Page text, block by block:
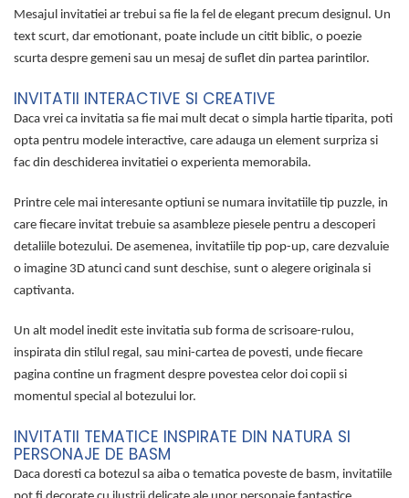
Mesajul invitatiei ar trebui sa fie la fel de elegant precum designul. Un
text scurt, dar emotionant, poate include un citit biblic, o poezie
scurta despre gemeni sau un mesaj de suflet din partea parintilor.
INVITATII INTERACTIVE SI CREATIVE
Daca vrei ca invitatia sa fie mai mult decat o simpla hartie tiparita, poti
opta pentru modele interactive, care adauga un element surpriza si
fac din deschiderea invitatiei o experienta memorabila.
Printre cele mai interesante optiuni se numara invitatiile tip puzzle, in
care fiecare invitat trebuie sa asambleze piesele pentru a descoperi
detaliile botezului. De asemenea, invitatiile tip pop-up, care dezvaluie
o imagine 3D atunci cand sunt deschise, sunt o alegere originala si
captivanta.
Un alt model inedit este invitatia sub forma de scrisoare-rulou,
inspirata din stilul regal, sau mini-cartea de povesti, unde fiecare
pagina contine un fragment despre povestea celor doi copii si
momentul special al botezului lor.
INVITATII TEMATICE INSPIRATE DIN NATURA SI
PERSONAJE DE BASM
Daca doresti ca botezul sa aiba o tematica poveste de basm, invitatiile